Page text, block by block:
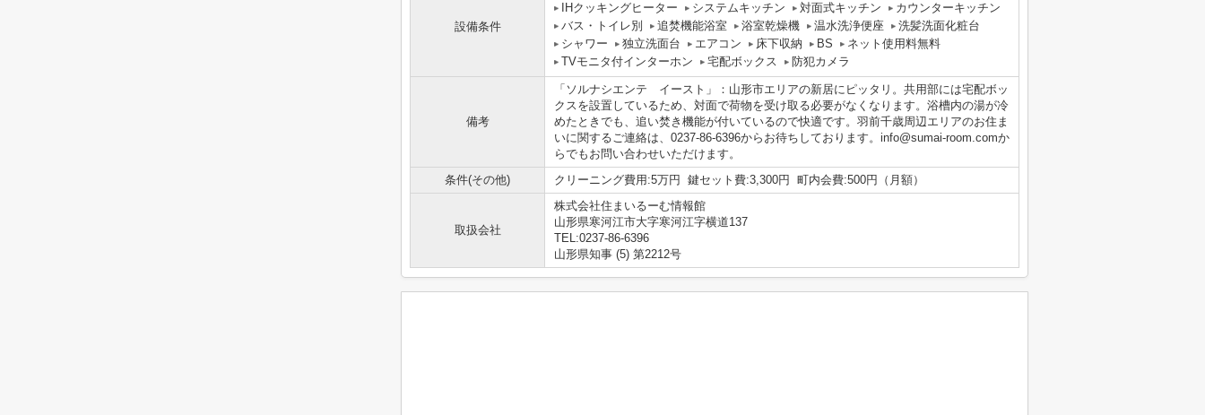
設備条件
IHクッキングヒーター
システムキッチン 対面式キッチン
カウンターキッチン
バス・トイレ別
追焚機能浴室 浴室乾燥機 温水洗浄便座
洗髪洗面化粧台
シャワー
独立洗面台 エアコン 床下収納 BS
ネット使用料無料
TVモニタ付インターホン
宅配ボックス 防犯カメラ
備考
「ソルナシエンテ イースト」：山形市エリアの新居にピッタリ。共用部には宅配ボッ
クスを設置しているため、対面で荷物を受け取る必要がなくなります。浴槽内の湯が冷
めたときでも、追い焚き機能が付いているので快適です。羽前千歳周辺エリアのお住ま
いに関するご連絡は、0237-86-6396からお待ちしております。info@sumai-room.comか
らでもお問い合わせいただけます。
条件(その他)
クリーニング費用:5万円 鍵セット費:3,300円 町内会費:500円（月額）
取扱会社
株式会社住まいるーむ情報館
山形県寒河江市大字寒河江字横道137
TEL:0237-86-6396
山形県知事 (5) 第2212号